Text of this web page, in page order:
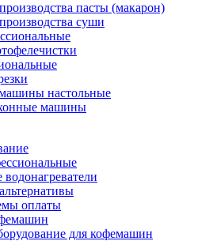
пасты (макарон)
суши
настольные
машины
оплаты
для кофемашин